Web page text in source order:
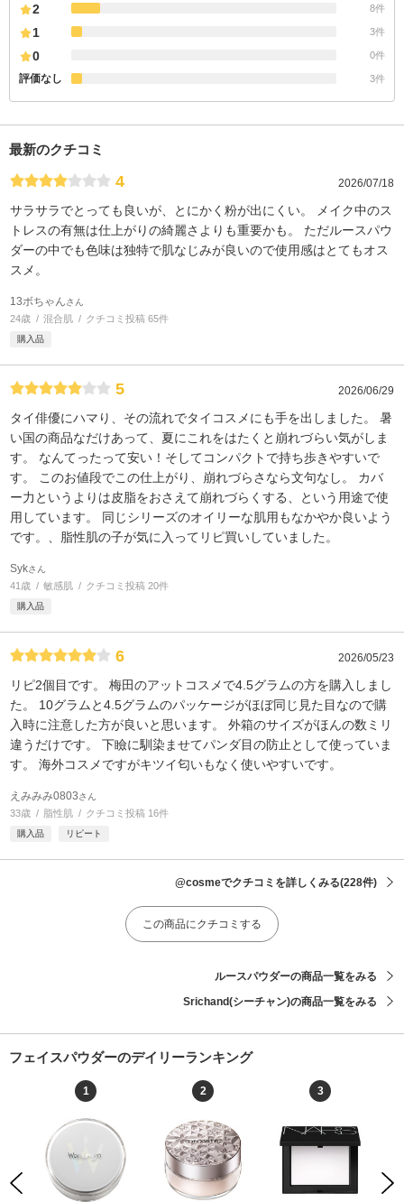
2 8件
1 3件
0 0件
評価なし 3件
最新のクチコミ
4 2026/07/18
サラサラでとっても良いが、とにかく粉が出にくい。 メイク中のス
トレスの有無は仕上がりの綺麗さよりも重要かも。 ただルースパウ
ダーの中でも色味は独特で肌なじみが良いので使用感はとてもオス
スメ。
13ボちゃんさん
24歳 混合肌 クチコミ投稿 65件
購入品
5 2026/06/29
タイ俳優にハマり、その流れでタイコスメにも手を出しました。 暑
い国の商品なだけあって、夏にこれをはたくと崩れづらい気がしま
す。 なんてったって安い！そしてコンパクトで持ち歩きやすいで
す。 このお値段でこの仕上がり、崩れづらさなら文句なし。 カバ
ー力というよりは皮脂をおさえて崩れづらくする、という用途で使
用しています。 同じシリーズのオイリーな肌用もなかやか良いよう
です。、脂性肌の子が気に入ってリピ買いしていました。
Sykさん
41歳 敏感肌 クチコミ投稿 20件
購入品
6 2026/05/23
リピ2個目です。 梅田のアットコスメで4.5グラムの方を購入しまし
た。 10グラムと4.5グラムのパッケージがほぼ同じ見た目なので購
入時に注意した方が良いと思います。 外箱のサイズがほんの数ミリ
違うだけです。 下瞼に馴染ませてパンダ目の防止として使っていま
す。 海外コスメですがキツイ匂いもなく使いやすいです。
えみみみ0803さん
33歳 脂性肌 クチコミ投稿 16件
購入品 リピート
@cosmeでクチコミを詳しくみる(228件)
この商品にクチコミする
ルースパウダーの商品一覧をみる
Srichand(シーチャン)の商品一覧をみる
フェイスパウダーのデイリーランキング
Previous
1 2 3
Next